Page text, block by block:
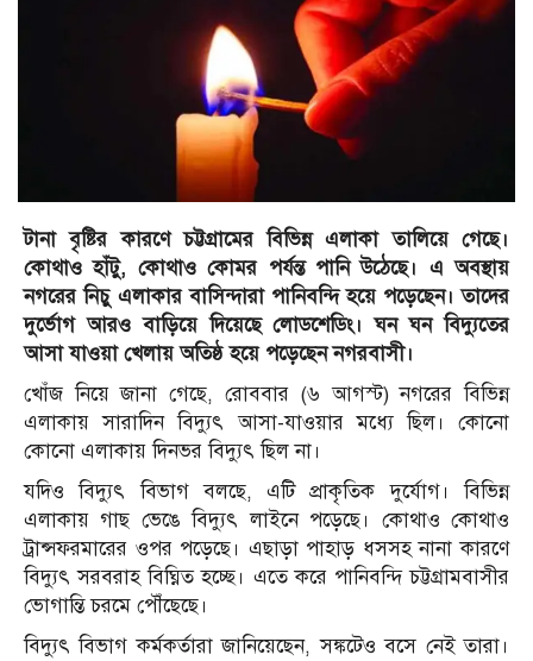
টানা বৃষ্টির কারণে চট্টগ্রামের বিভিন্ন এলাকা তালিয়ে গেছে।
কোথাও হাঁটু, কোথাও কোমর পর্যন্ত পানি উঠেছে। এ অবস্থায়
নগরের নিচু এলাকার বাসিন্দারা পানিবন্দি হয়ে পড়েছেন। তাদের
দুর্ভোগ আরও বাড়িয়ে দিয়েছে লোডশেডিং। ঘন ঘন বিদ্যুতের
আসা যাওয়া খেলায় অতিষ্ঠ হয়ে পড়েছেন নগরবাসী।
খোঁজ নিয়ে জানা গেছে, রোববার (৬ আগস্ট) নগরের বিভিন্ন
এলাকায় সারাদিন বিদ্যুৎ আসা-যাওয়ার মধ্যে ছিল। কোনো
কোনো এলাকায় দিনভর বিদ্যুৎ ছিল না।
যদিও বিদ্যুৎ বিভাগ বলছে, এটি প্রাকৃতিক দুর্যোগ। বিভিন্ন
এলাকায় গাছ ভেঙে বিদ্যুৎ লাইনে পড়েছে। কোথাও কোথাও
ট্রান্সফরমারের ওপর পড়েছে। এছাড়া পাহাড় ধসসহ নানা কারণে
বিদ্যুৎ সরবরাহ বিঘ্নিত হচ্ছে। এতে করে পানিবন্দি চট্টগ্রামবাসীর
ভোগান্তি চরমে পৌঁছেছে।
বিদ্যুৎ বিভাগ কর্মকর্তারা জানিয়েছেন, সঙ্কটেও বসে নেই তারা।